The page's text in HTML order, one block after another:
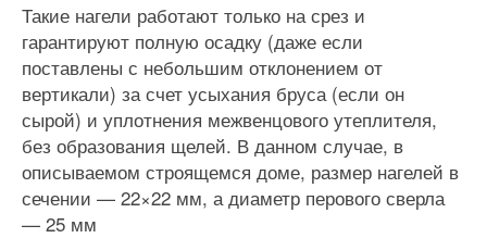
Такие нагели работают только на срез и
гарантируют полную осадку (даже если
поставлены с небольшим отклонением от
вертикали) за счет усыхания бруса (если он
сырой) и уплотнения межвенцового утеплителя,
без образования щелей. В данном случае, в
описываемом строящемся доме, размер нагелей в
сечении — 22×22 мм, а диаметр перового сверла
— 25 мм